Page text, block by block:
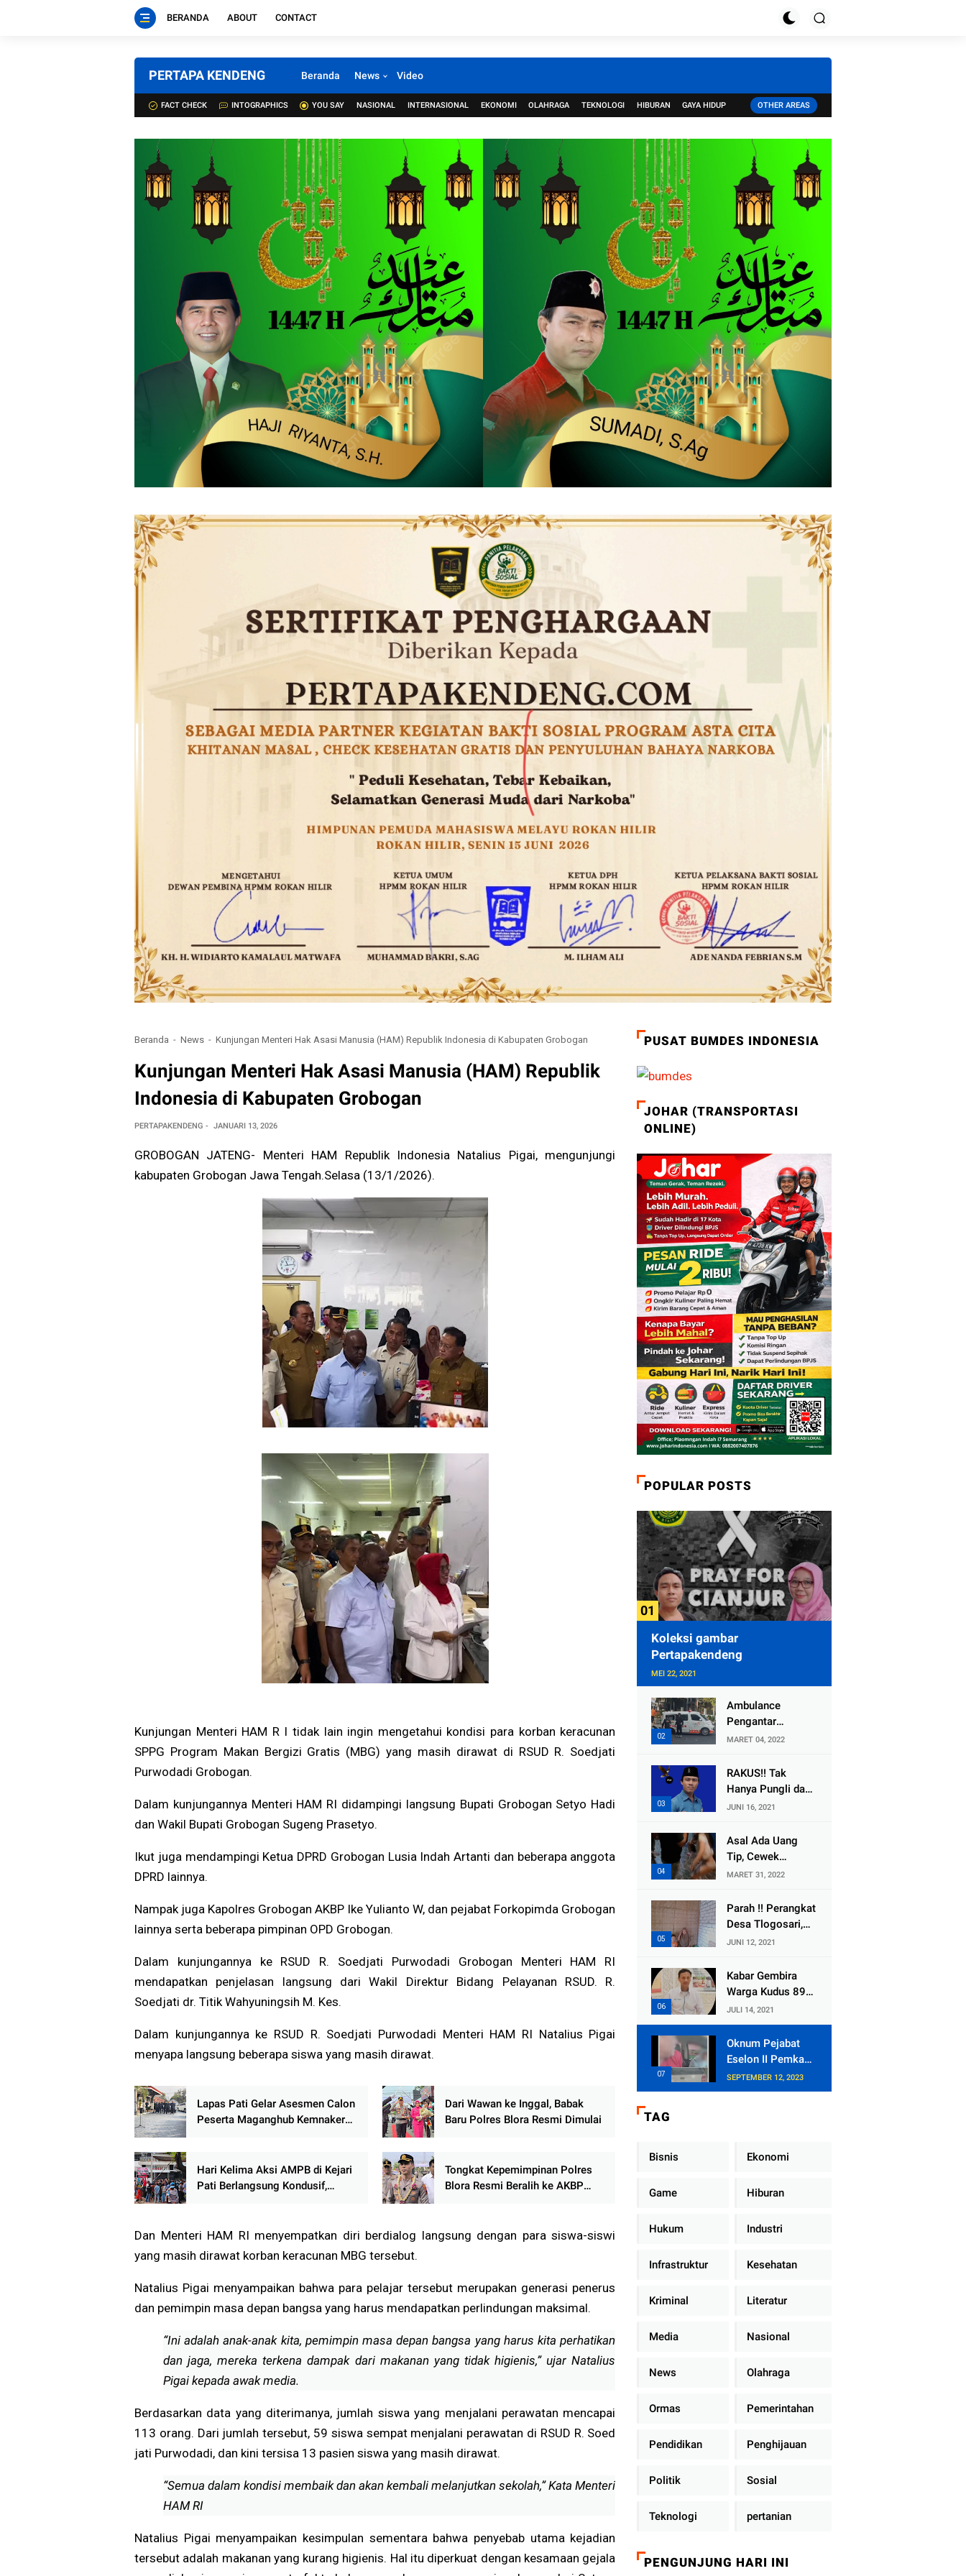
BERANDA ABOUT CONTACT
PERTAPA KENDENG Beranda News Video
FACT CHECK INTOGRAPHICS YOU SAY NASIONAL INTERNASIONAL EKONOMI OLAHRAGA TEKNOLOGI HIBURAN GAYA HIDUP OTHER AREAS
Beranda News Kunjungan Menteri Hak Asasi Manusia (HAM) Republik Indonesia di Kabupaten Grobogan
Kunjungan Menteri Hak Asasi Manusia (HAM) Republik
Indonesia di Kabupaten Grobogan
PERTAPAKENDENG JANUARI 13, 2026
GROBOGAN JATENG- Menteri HAM Republik Indonesia Natalius Pigai, mengunjungi
kabupaten Grobogan Jawa Tengah.Selasa (13/1/2026).
Kunjungan Menteri HAM R I tidak lain ingin mengetahui kondisi para korban keracunan
SPPG Program Makan Bergizi Gratis (MBG) yang masih dirawat di RSUD R. Soedjati
Purwodadi Grobogan.
Dalam kunjungannya Menteri HAM RI didampingi langsung Bupati Grobogan Setyo Hadi
dan Wakil Bupati Grobogan Sugeng Prasetyo.
Ikut juga mendampingi Ketua DPRD Grobogan Lusia Indah Artanti dan beberapa anggota
DPRD lainnya.
Nampak juga Kapolres Grobogan AKBP Ike Yulianto W, dan pejabat Forkopimda Grobogan
lainnya serta beberapa pimpinan OPD Grobogan.
Dalam kunjungannya ke RSUD R. Soedjati Purwodadi Grobogan Menteri HAM RI
mendapatkan penjelasan langsung dari Wakil Direktur Bidang Pelayanan RSUD. R.
Soedjati dr. Titik Wahyuningsih M. Kes.
Dalam kunjungannya ke RSUD R. Soedjati Purwodadi Menteri HAM RI Natalius Pigai
menyapa langsung beberapa siswa yang masih dirawat.
Lapas Pati Gelar Asesmen Calon
Peserta Maganghub Kemnaker
Dari Wawan ke Inggal, Babak
Baru Polres Blora Resmi Dimulai
Hari Kelima Aksi AMPB di Kejari
Pati Berlangsung Kondusif,
Tongkat Kepemimpinan Polres
Blora Resmi Beralih ke AKBP
Dan Menteri HAM RI menyempatkan diri berdialog langsung dengan para siswa-siswi
yang masih dirawat korban keracunan MBG tersebut.
Natalius Pigai menyampaikan bahwa para pelajar tersebut merupakan generasi penerus
dan pemimpin masa depan bangsa yang harus mendapatkan perlindungan maksimal.
“Ini adalah anak-anak kita, pemimpin masa depan bangsa yang harus kita perhatikan
dan jaga, mereka terkena dampak dari makanan yang tidak higienis,” ujar Natalius
Pigai kepada awak media.
Berdasarkan data yang diterimanya, jumlah siswa yang menjalani perawatan mencapai
113 orang. Dari jumlah tersebut, 59 siswa sempat menjalani perawatan di RSUD R. Soed
jati Purwodadi, dan kini tersisa 13 pasien siswa yang masih dirawat.
“Semua dalam kondisi membaik dan akan kembali melanjutkan sekolah,” Kata Menteri
HAM RI
Natalius Pigai menyampaikan kesimpulan sementara bahwa penyebab utama kejadian
tersebut adalah makanan yang kurang higienis. Hal itu diperkuat dengan kesamaan gejala
PUSAT BUMDES INDONESIA
JOHAR (TRANSPORTASI
ONLINE)
POPULAR POSTS
Koleksi gambar
Pertapakendeng
MEI 22, 2021
Ambulance
Pengantar
Jenazah Kepala
Mengalami
Kecelakaan
MARET 04, 2022
RAKUS!! Tak
Hanya Pungli dan
Dana Bedah
Diembat, ,
Perangkat Desa
Selewengkan
Bantuan Mushola
JUNI 16, 2021
Asal Ada Uang
Tip, Cewek
Pemandu Karaoke
Bersedia Bugil
MARET 31, 2022
Parah !! Perangkat
Desa Tlogosari,
Kecamatan
Embat Dana Bedah
Rumah dari
JUNI 12, 2021
Kabar Gembira
Warga Kudus 89
Persen RT di
Kudus Zona Hijau
JULI 14, 2021
Oknum Pejabat
Eselon II Pemkab
Lampung Utara
Asik Ngobrol
Dinas
SEPTEMBER 12, 2023
TAG
Bisnis Ekonomi
Game Hiburan
Hukum Industri
Infrastruktur Kesehatan
Kriminal Literatur
Media Nasional
News Olahraga
Ormas Pemerintahan
Pendidikan Penghijauan
Politik Sosial
Teknologi pertanian
PENGUNJUNG HARI INI